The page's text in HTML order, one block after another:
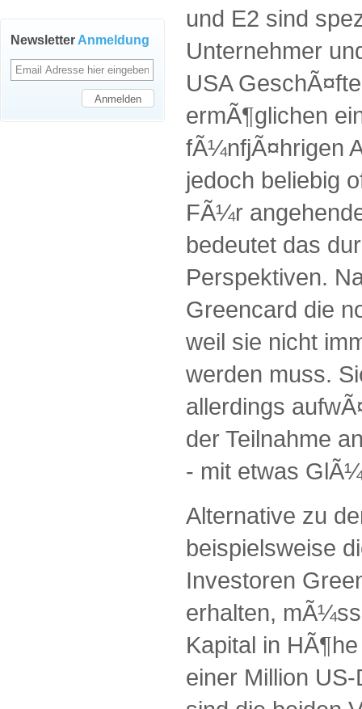
und E2 sind
Unternehmer
USA
ermÃ¶glichen
fÃ¼nfjÃ¤hrigen
jedoch beliebig
FÃ¼r
bedeutet das
Perspektiven.
Greencard die
weil sie nicht
werden muss.
allerdings
der Teilnahme
- mit etwas
Alternative zu
beispielsweise
Investoren
erhalten,
Kapital in
einer Million
Newsletter Anmeldung